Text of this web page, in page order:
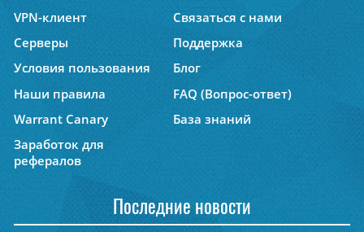
VPN-клиент
Связаться с нами
Серверы
Поддержка
Условия пользования
Блог
Наши правила
FAQ (Вопрос-ответ)
Warrant Canary
База знаний
Заработок для
рефералов
Последние новости